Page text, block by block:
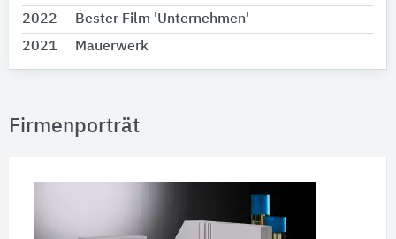
2022
Bester Film 'Unternehmen'
2021
Mauerwerk
Firmenporträt